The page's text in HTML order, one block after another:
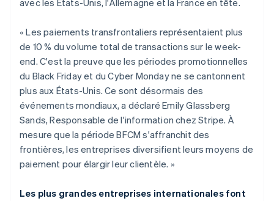
avec les États-Unis, l'Allemagne et la France en tête.
« Les paiements transfrontaliers représentaient plus
de 10 % du volume total de transactions sur le week-
end. C'est la preuve que les périodes promotionnelles
du Black Friday et du Cyber Monday ne se cantonnent
plus aux États-Unis. Ce sont désormais des
événements mondiaux, a déclaré Emily Glassberg
Sands, Responsable de l'information chez Stripe. À
mesure que la période BFCM s'affranchit des
frontières, les entreprises diversifient leurs moyens de
paiement pour élargir leur clientèle. »
Les plus grandes entreprises internationales font